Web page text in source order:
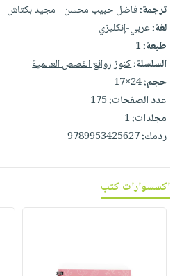
ترجمة:فاضل حبيب محسن - مجيد بكتاش
لغة:عربي-إنكليزي
طبعة:1
السلسلة:كنوز روائع القصص العالمية
حجم:24×17
عدد الصفحات:175
مجلدات:1
ردمك:9789953425627
اكسسوارات كتب